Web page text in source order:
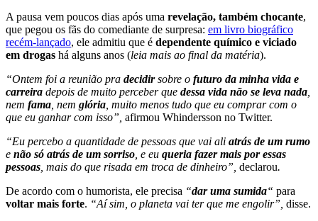
A pausa vem poucos dias após uma revelação, também chocante,
que pegou os fãs do comediante de surpresa: em livro biográfico
recém-lançado, ele admitiu que é dependente químico e viciado
em drogas há alguns anos (leia mais ao final da matéria).
“Ontem foi a reunião pra decidirsobre o futuro da minha vida e
carreira depois de muito perceber que dessa vida não se leva nada
nem fama , nem glória , muito menos tudo que eu comprar com o
que eu ganhar com isso”, afirmou Whindersson no Twitter.
“Eu percebo a quantidade de pessoas que vai ali atrás de um rumo
e não só atrás de um sorriso , e eu queria fazer mais por essas
pessoas , mais do que risada em troca de dinheiro”, declarou.
De acordo com o humorista, ele precisa “dar uma sumida“ para
voltar mais forte. “Aí sim, o planeta vai ter que me engolir”, disse.